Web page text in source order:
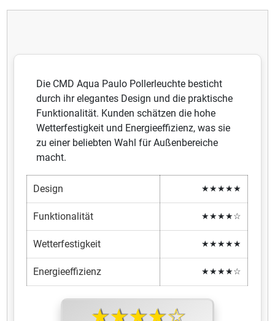
Die CMD Aqua Paulo Pollerleuchte besticht
durch ihr elegantes Design und die praktische
Funktionalität. Kunden schätzen die hohe
Wetterfestigkeit und Energieeffizienz, was sie
zu einer beliebten Wahl für Außenbereiche
macht.
Design ★★★★★
Funktionalität ★★★★☆
Wetterfestigkeit ★★★★★
Energieeffizienz ★★★★☆